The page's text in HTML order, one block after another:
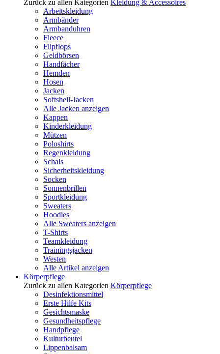
Zurück zu allen Kategorien Kleidung & Accessoires
Arbeitskleidung
Armbänder
Armbanduhren
Fleece
Flipflops
Geldbörsen
Handfächer
Hemden
Hosen
Jacken
Softshell-Jacken
Alle Jacken anzeigen
Kappen
Kinderkleidung
Mützen
Poloshirts
Regenkleidung
Schals
Sicherheitskleidung
Socken
Sonnenbrillen
Sportkleidung
Sweaters
Hoodies
Alle Sweaters anzeigen
T-Shirts
Teamkleidung
Trainingsjacken
Westen
Alle Artikel anzeigen
Körperpflege
Zurück zu allen Kategorien Körperpflege
Desinfektionsmittel
Erste Hilfe Kits
Gesichtsmaske
Gesundheitspflege
Handpflege
Kulturbeutel
Lippenbalsam